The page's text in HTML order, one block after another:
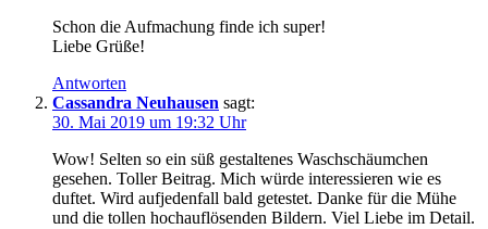
Schon die Aufmachung finde ich super!
Liebe Grüße!
Antworten
Cassandra Neuhausen sagt:
30. Mai 2019 um 19:32 Uhr
Wow! Selten so ein süß gestaltenes Waschschäumchen
gesehen. Toller Beitrag. Mich würde interessieren wie es
duftet. Wird aufjedenfall bald getestet. Danke für die Mühe
und die tollen hochauflösenden Bildern. Viel Liebe im Detail.